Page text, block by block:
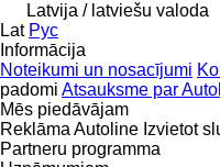
Latvija / latviešu valoda
Lat Рус
Informācija
Noteikumi un nosacījumi
padomi Atsauksme par
Mēs piedāvājam
Reklāma Autoline Izvietot
Partneru programma